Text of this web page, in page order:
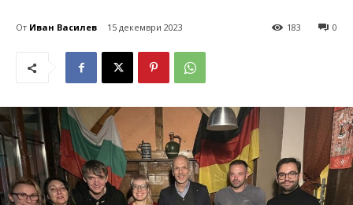
От Иван Василев 15 декември 2023 0
183